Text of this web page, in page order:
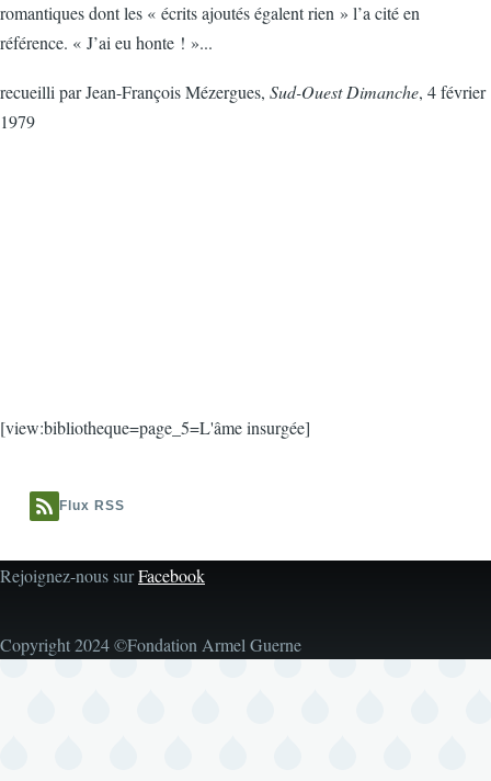
romantiques dont les « écrits ajoutés égalent rien » l’a cité en
référence. « J’ai eu honte ! »...
recueilli par Jean-François Mézergues, Sud-Ouest Dimanche, 4 février
1979
[view:bibliotheque=page_5=L'âme insurgée]
Flux RSS
Rejoignez-nous surFacebook
Copyright 2024 ©Fondation Armel Guerne